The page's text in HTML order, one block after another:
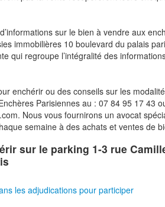
sur le bien à vendre aux
immobilières 10 boulevard du palais
qui regroupe l’intégralité des
enchérir ou des conseils sur les
Parisiennes au : 07 84 95 17 43
Nous vous fournirons un avocat
semaine à des achats et ventes de
sur le parking 1-3 rue
les adjudications pour participer